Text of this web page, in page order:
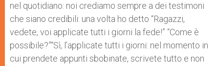
nel quotidiano: noi crediamo sempre a dei testimoni
che siano credibili: una volta ho detto “Ragazzi,
vedete, voi applicate tutti i giorni la fede!” “Come è
possibile?”“Sì, l’applicate tutti i giorni: nel momento in
cui prendete appunti sbobinate, scrivete tutto e non